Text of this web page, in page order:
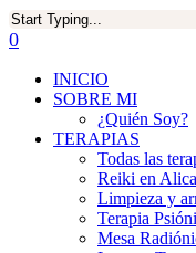
0
INICIO
SOBRE MI
¿Quién Soy?
TERAPIAS
Todas las
Reiki en
Limpieza y
Terapia
Mesa